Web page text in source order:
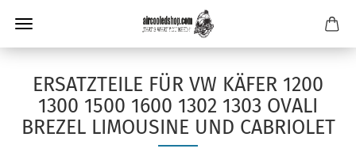
ERSATZTEILE FÜR VW KÄFER 1200
1300 1500 1600 1302 1303 OVALI
BREZEL LIMOUSINE UND CABRIOLET